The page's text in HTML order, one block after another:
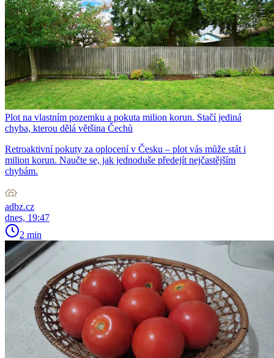
Plot na vlastním pozemku a pokuta milion korun. Stačí jediná
chyba, kterou dělá většina Čechů
Retroaktivní pokuty za oplocení v Česku – plot vás může stát i
milion korun. Naučte se, jak jednoduše předejít nejčastějším
chybám.
adbz.cz
dnes, 19:47
2 min